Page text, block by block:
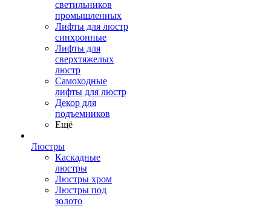
светильников
промышленных
Лифты для люстр
синхронные
Лифты для
сверхтяжелых
люстр
Самоходные
лифты для люстр
Декор для
подъемников
Ещё
Люстры
Каскадные
люстры
Люстры хром
Люстры под
золото